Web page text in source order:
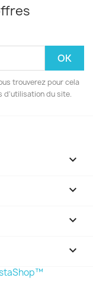
trouverez pour cela
d'utilisation du site.



keyboard_arrow_down